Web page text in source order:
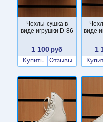
Чехлы-сушка в
виде игрушки D-86
1 100 руб
Купить
Отзывы
виде
1